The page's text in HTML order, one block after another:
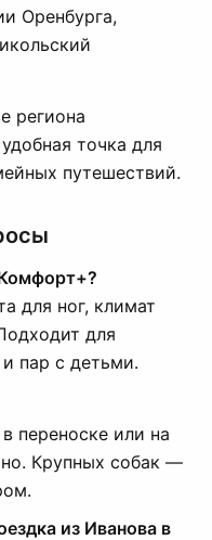
Оренбурга,
региона
точка для
путешествий.
для ног, климат
для
пар с детьми.
переноске или на
Крупных собак —
из Иванова в